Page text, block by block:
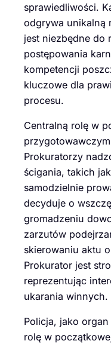
sprawiedliwości.
odgrywa unikalną
jest niezbędne do
postępowania
kompetencji
kluczowe dla
procesu.
Centralną rolę w
Prokuratorzy
ścigania, takich
samodzielnie
decyduje o
gromadzeniu
zarzutów
skierowaniu aktu
Prokurator jest
reprezentując
ukarania winnych.
Policja, jako
rolę w